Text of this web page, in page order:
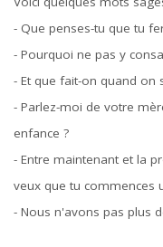
- Que penses-tu que tu
- Pourquoi ne pas y
- Et que fait-on quand on
- Parlez-moi de votre
enfance ?
- Entre maintenant et la
veux que tu commences
- Nous n'avons pas plus